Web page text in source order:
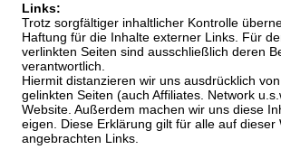
Links:
Trotz sorgfältiger inhaltlicher Kontrolle
Haftung für die Inhalte externer Links. Für
verlinkten Seiten sind ausschließlich deren
verantwortlich.
Hiermit distanzieren wir uns ausdrücklich
gelinkten Seiten (auch Affiliates. Network
Website. Außerdem machen wir uns diese
eigen. Diese Erklärung gilt für alle auf dieser
angebrachten Links.